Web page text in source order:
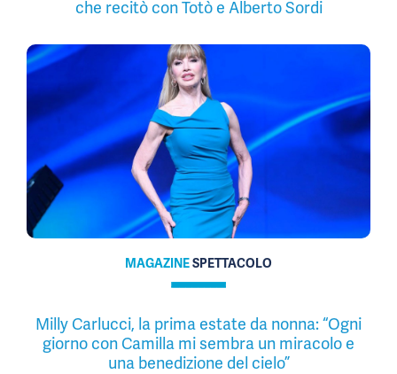
che recitò con Totò e Alberto Sordi
MAGAZINESPETTACOLO
Milly Carlucci, la prima estate da nonna: “Ogni
giorno con Camilla mi sembra un miracolo e
una benedizione del cielo”